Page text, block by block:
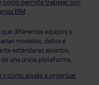
cómo permite trabajar con
BIM
diferentes equipos y
modelos, datos e
estándares abiertos,
una única plataforma.
y cómo ayuda a organizar